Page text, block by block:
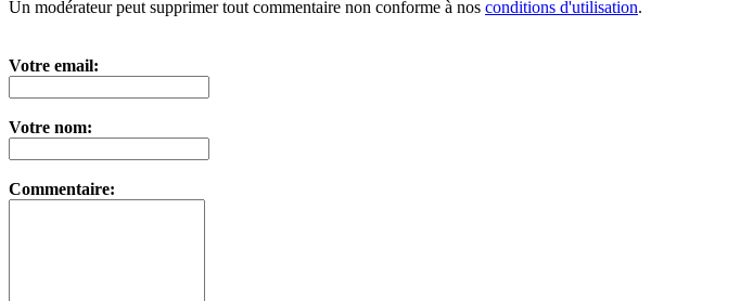
Un modérateur peut supprimer tout commentaire non conforme à nos conditions d'utilisation.
Votre email:
Votre nom:
Commentaire: